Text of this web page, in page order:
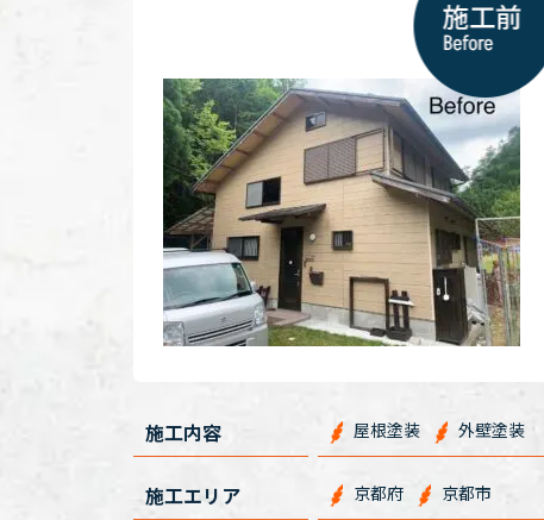
施工内容 屋根塗装 外壁塗装
施工エリア 京都府 京都市